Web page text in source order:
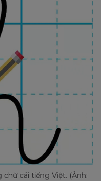
cái tiếng Việt. (Ảnh: